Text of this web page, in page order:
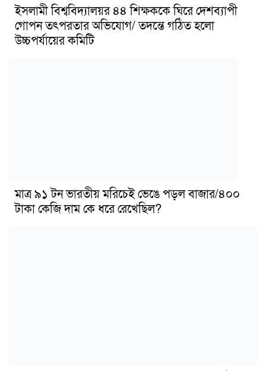
ইসলামী বিশ্ববিদ্যালয়র ৪৪ শিক্ষককে ঘিরে দেশব্যাপী
গোপন তৎপরতার অভিযোগ/ তদন্তে গঠিত হলো
উচ্চপর্যায়ের কমিটি
মাত্র ৯১ টন ভারতীয় মরিচেই ভেঙে পড়ল বাজার/৪০০
টাকা কেজি দাম কে ধরে রেখেছিল?